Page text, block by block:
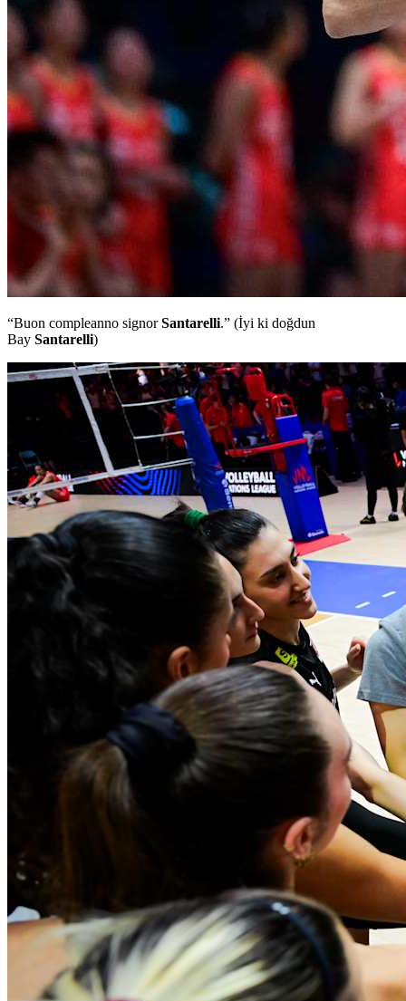
“Buon compleanno signorSantarelli.” (İyi ki doğdun
Bay Santarelli)